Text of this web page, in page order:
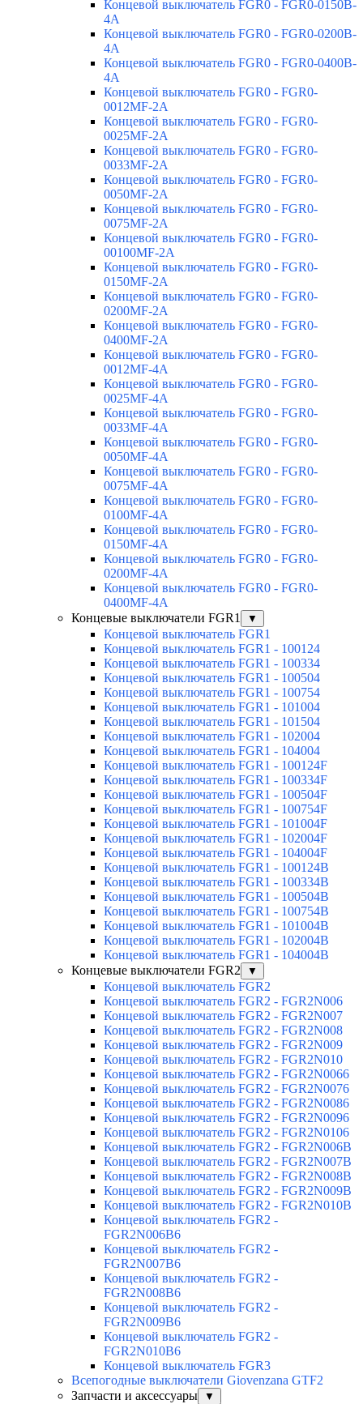
Концевой выключатель FGR0 - FGR0-0150B-
4A
Концевой выключатель FGR0 - FGR0-0200B-
4A
Концевой выключатель FGR0 - FGR0-0400B-
4A
Концевой выключатель FGR0 - FGR0-
0012MF-2A
Концевой выключатель FGR0 - FGR0-
0025MF-2A
Концевой выключатель FGR0 - FGR0-
0033MF-2A
Концевой выключатель FGR0 - FGR0-
0050MF-2A
Концевой выключатель FGR0 - FGR0-
0075MF-2A
Концевой выключатель FGR0 - FGR0-
00100MF-2A
Концевой выключатель FGR0 - FGR0-
0150MF-2A
Концевой выключатель FGR0 - FGR0-
0200MF-2A
Концевой выключатель FGR0 - FGR0-
0400MF-2A
Концевой выключатель FGR0 - FGR0-
0012MF-4A
Концевой выключатель FGR0 - FGR0-
0025MF-4A
Концевой выключатель FGR0 - FGR0-
0033MF-4A
Концевой выключатель FGR0 - FGR0-
0050MF-4A
Концевой выключатель FGR0 - FGR0-
0075MF-4A
Концевой выключатель FGR0 - FGR0-
0100MF-4A
Концевой выключатель FGR0 - FGR0-
0150MF-4A
Концевой выключатель FGR0 - FGR0-
0200MF-4A
Концевой выключатель FGR0 - FGR0-
0400MF-4A
Концевые выключатели FGR1
▼
Концевой выключатель FGR1
Концевой выключатель FGR1 - 100124
Концевой выключатель FGR1 - 100334
Концевой выключатель FGR1 - 100504
Концевой выключатель FGR1 - 100754
Концевой выключатель FGR1 - 101004
Концевой выключатель FGR1 - 101504
Концевой выключатель FGR1 - 102004
Концевой выключатель FGR1 - 104004
Концевой выключатель FGR1 - 100124F
Концевой выключатель FGR1 - 100334F
Концевой выключатель FGR1 - 100504F
Концевой выключатель FGR1 - 100754F
Концевой выключатель FGR1 - 101004F
Концевой выключатель FGR1 - 102004F
Концевой выключатель FGR1 - 104004F
Концевой выключатель FGR1 - 100124B
Концевой выключатель FGR1 - 100334B
Концевой выключатель FGR1 - 100504B
Концевой выключатель FGR1 - 100754B
Концевой выключатель FGR1 - 101004B
Концевой выключатель FGR1 - 102004B
Концевой выключатель FGR1 - 104004B
Концевые выключатели FGR2
▼
Концевой выключатель FGR2
Концевой выключатель FGR2 - FGR2N006
Концевой выключатель FGR2 - FGR2N007
Концевой выключатель FGR2 - FGR2N008
Концевой выключатель FGR2 - FGR2N009
Концевой выключатель FGR2 - FGR2N010
Концевой выключатель FGR2 - FGR2N0066
Концевой выключатель FGR2 - FGR2N0076
Концевой выключатель FGR2 - FGR2N0086
Концевой выключатель FGR2 - FGR2N0096
Концевой выключатель FGR2 - FGR2N0106
Концевой выключатель FGR2 - FGR2N006B
Концевой выключатель FGR2 - FGR2N007B
Концевой выключатель FGR2 - FGR2N008B
Концевой выключатель FGR2 - FGR2N009B
Концевой выключатель FGR2 - FGR2N010B
Концевой выключатель FGR2 -
FGR2N006B6
Концевой выключатель FGR2 -
FGR2N007B6
Концевой выключатель FGR2 -
FGR2N008B6
Концевой выключатель FGR2 -
FGR2N009B6
Концевой выключатель FGR2 -
FGR2N010B6
Концевой выключатель FGR3
Всепогодные выключатели Giovenzana GTF2
Запчасти и аксессуары
▼